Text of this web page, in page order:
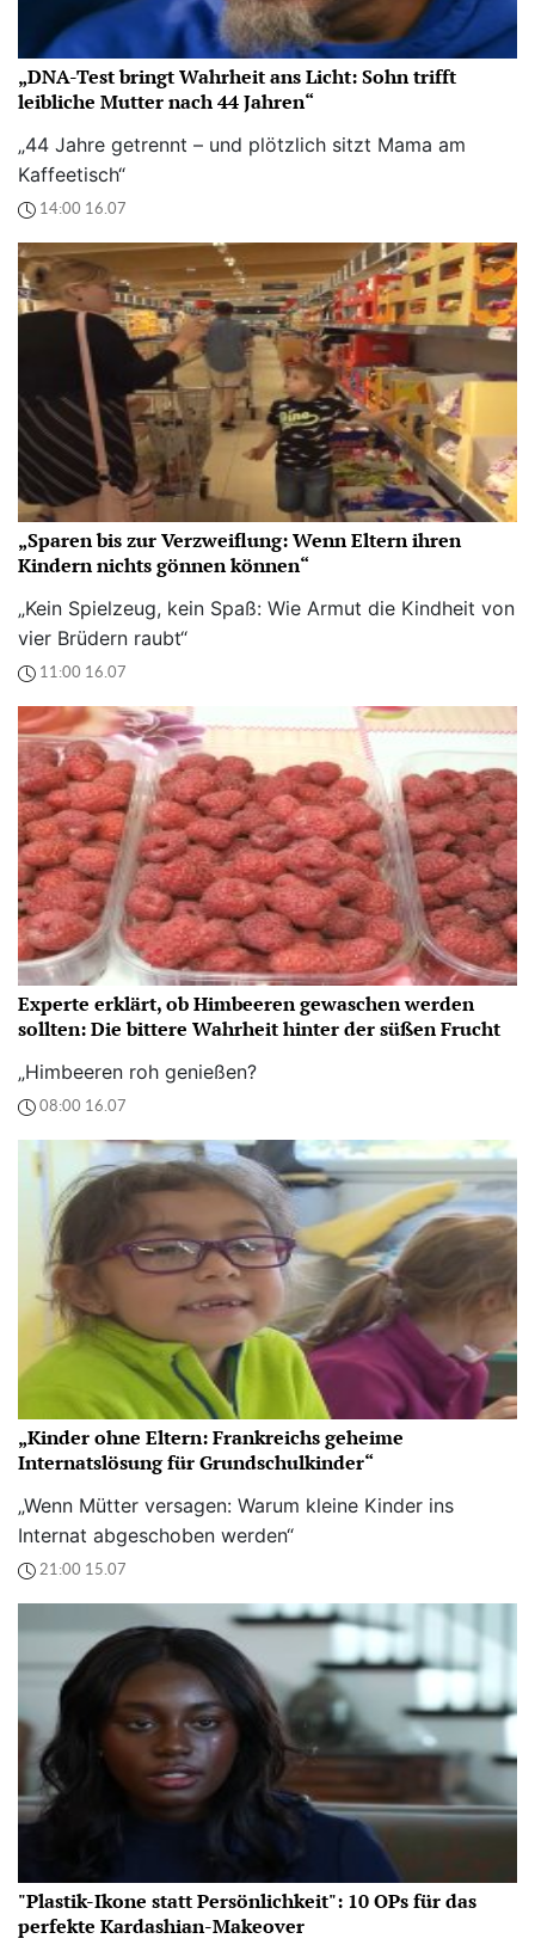
„DNA-Test bringt Wahrheit ans Licht: Sohn trifft
leibliche Mutter nach 44 Jahren“
„44 Jahre getrennt – und plötzlich sitzt Mama am
Kaffeetisch“
14:00 16.07
„Sparen bis zur Verzweiflung: Wenn Eltern ihren
Kindern nichts gönnen können“
„Kein Spielzeug, kein Spaß: Wie Armut die Kindheit von
vier Brüdern raubt“
11:00 16.07
Experte erklärt, ob Himbeeren gewaschen werden
sollten: Die bittere Wahrheit hinter der süßen Frucht
„Himbeeren roh genießen?
08:00 16.07
„Kinder ohne Eltern: Frankreichs geheime
Internatslösung für Grundschulkinder“
„Wenn Mütter versagen: Warum kleine Kinder ins
Internat abgeschoben werden“
21:00 15.07
"Plastik-Ikone statt Persönlichkeit": 10 OPs für das
perfekte Kardashian-Makeover